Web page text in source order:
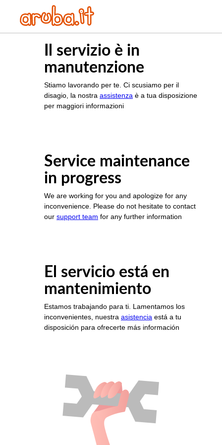
Il servizio è in
manutenzione
Stiamo lavorando per te. Ci scusiamo per il
disagio, la nostra assistenza è a tua disposizione
per maggiori informazioni
Service maintenance
in progress
We are working for you and apologize for any
inconvenience. Please do not hesitate to contact
our support team for any further information
El servicio está en
mantenimiento
Estamos trabajando para ti. Lamentamos los
inconvenientes, nuestra asistencia está a tu
disposición para ofrecerte más información